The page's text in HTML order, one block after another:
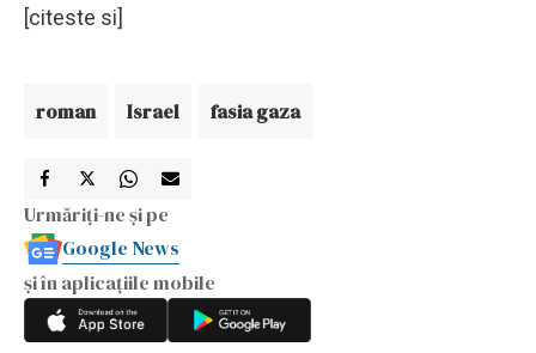
[citeste si]
roman Israel fasia gaza
Urmăriți-ne și pe
Google News
și în aplicațiile mobile